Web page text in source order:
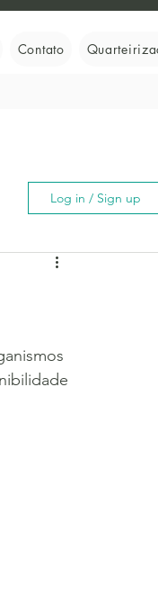
Contato
Log in / Sign up